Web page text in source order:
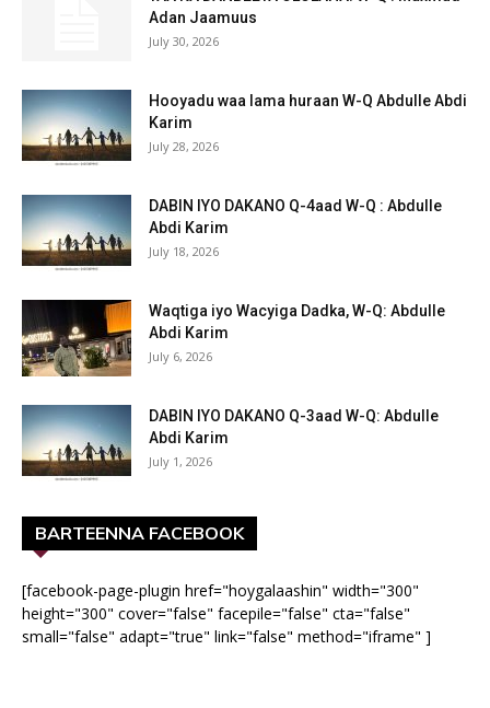
Adan Jaamuus
July 30, 2026
Hooyadu waa lama huraan W-Q Abdulle Abdi
Karim
July 28, 2026
DABIN IYO DAKANO Q-4aad W-Q : Abdulle
Abdi Karim
July 18, 2026
Waqtiga iyo Wacyiga Dadka, W-Q: Abdulle
Abdi Karim
July 6, 2026
DABIN IYO DAKANO Q-3aad W-Q: Abdulle
Abdi Karim
July 1, 2026
BARTEENNA FACEBOOK
[facebook-page-plugin href="hoygalaashin" width="300"
height="300" cover="false" facepile="false" cta="false"
small="false" adapt="true" link="false" method="iframe" ]